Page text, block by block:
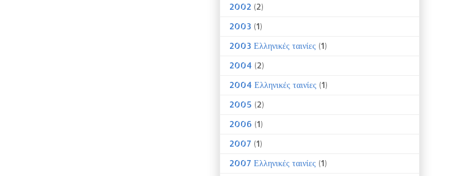
2002 (2)
2003 (1)
2003 Ελληνικές ταινίες (1)
2004 (2)
2004 Ελληνικές ταινίες (1)
2005 (2)
2006 (1)
2007 (1)
2007 Ελληνικές ταινίες (1)